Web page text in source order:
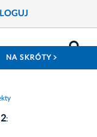
NA SKRÓTY
: